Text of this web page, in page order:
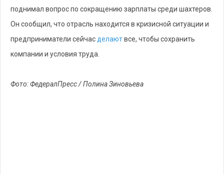
поднимал вопрос по сокращению зарплаты среди шахтеров.
Он сообщил, что отрасль находится в кризисной ситуации и
предприниматели сейчас делаютвсе, чтобы сохранить
компании и условия труда.
Фото: ФедералПресс / Полина Зиновьева